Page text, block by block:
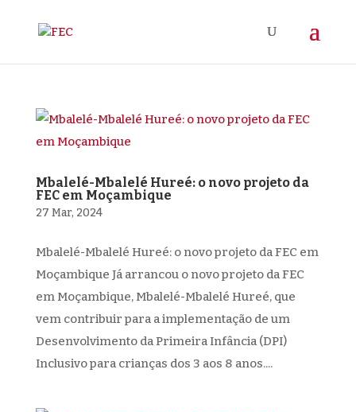
Mbalelé-Mbalelé Hureé: o novo projeto da
FEC em Moçambique
27 Mar, 2024
Mbalelé-Mbalelé Hureé: o novo projeto da FEC em
Moçambique Já arrancou o novo projeto da FEC
em Moçambique, Mbalelé-Mbalelé Hureé, que
vem contribuir para a implementação de um
Desenvolvimento da Primeira Infância (DPI)
Inclusivo para crianças dos 3 aos 8 anos....